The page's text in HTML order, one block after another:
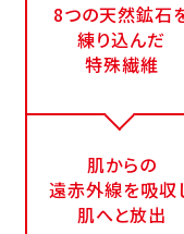
8つの天然鉱石
練り込んだ
特殊繊維
肌からの
遠赤外線を吸収
肌へと放出